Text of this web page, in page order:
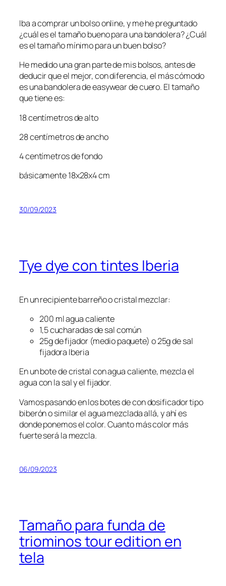
Iba a comprar un bolso online, y me he preguntado
¿cuál es el tamaño bueno para una bandolera? ¿Cuál
es el tamaño mínimo para un buen bolso?
He medido una gran parte de mis bolsos, antes de
deducir que el mejor, con diferencia, el más cómodo
es una bandolera de easywear de cuero. El tamaño
que tiene es:
18 centímetros de alto
28 centímetros de ancho
4 centímetros de fondo
básicamente 18x28x4 cm
30/09/2023
Tye dye con tintes Iberia
En un recipiente barreño o cristal mezclar:
200 ml agua caliente
1,5 cucharadas de sal común
25g de fijador (medio paquete) o 25g de sal
fijadora Iberia
En un bote de cristal con agua caliente, mezcla el
agua con la sal y el fijador.
Vamos pasando en los botes de con dosificador tipo
biberón o similar el agua mezclada allá, y ahí es
donde ponemos el color. Cuanto más color más
fuerte será la mezcla.
06/09/2023
Tamaño para funda de
triominos tour edition en
tela